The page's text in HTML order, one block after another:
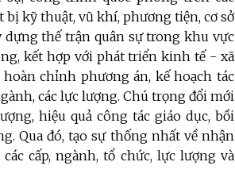
kỹ thuật, vũ khí, phương tiện, cơ sở
dựng thế trận quân sự trong khu vực
kết hợp với phát triển kinh tế - xã
chỉnh phương án, kế hoạch tác
các lực lượng. Chú trọng đổi mới
hiệu quả công tác giáo dục, bồi
Qua đó, tạo sự thống nhất về nhận
cấp, ngành, tổ chức, lực lượng và